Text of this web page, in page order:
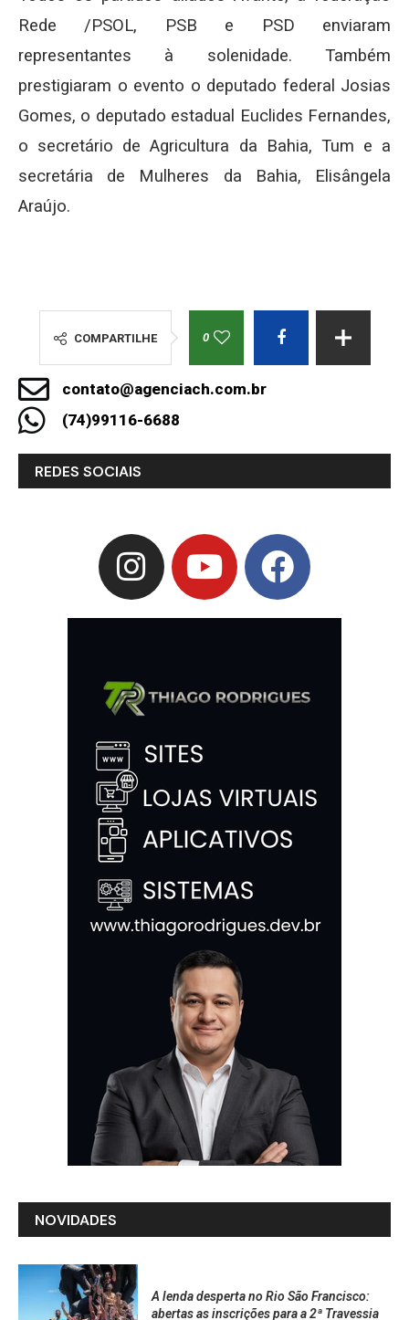
Rede /PSOL, PSB e PSD enviaram
representantes à solenidade. Também
prestigiaram o evento o deputado federal Josias
Gomes, o deputado estadual Euclides Fernandes,
o secretário de Agricultura da Bahia, Tum e a
secretária de Mulheres da Bahia, Elisângela
Araújo.
COMPARTILHE 0
contato@agenciach.com.br
(74)99116-6688
REDES SOCIAIS
NOVIDADES
A lenda desperta no Rio São Francisco:
abertas as inscrições para a 2ª Travessia